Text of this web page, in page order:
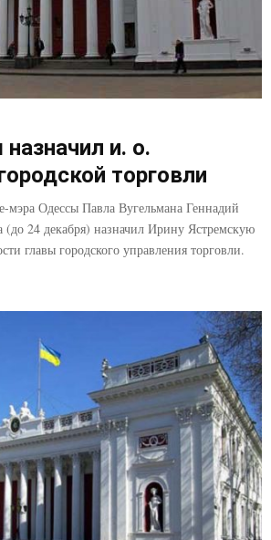
и. о.
торговли
мэра Одессы Павла Вугельмана Геннадий
(до 24 декабря) назначил Ирину Ястремскую
главы городского управления торговли.